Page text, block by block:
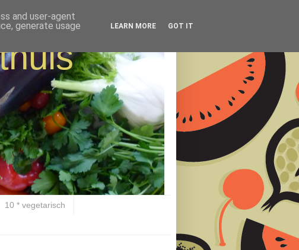
10 * vegetarisch
and user-agent
generate usage
LEARN MORE GOT IT